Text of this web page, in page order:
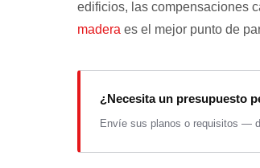
edificios, las compensaciones
madera es el mejor punto de
¿Necesita un presupuesto
Envíe sus planos o requisitos —